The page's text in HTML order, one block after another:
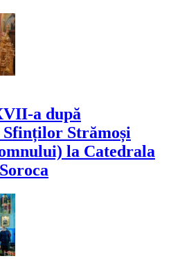
a după
Sfinților Strămoși
la Catedrala